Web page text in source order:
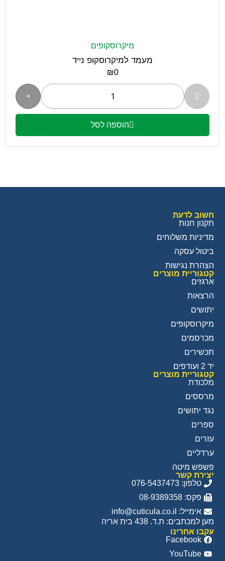
מיקרוסקופים
מעמד למיקרוסקופ נייד
₪0
הוספה לסל
חשוב לדעת
תקנון חנות
מדיניות משלוחים
ביטול עסקה
הצהרת נגישות
קטגוריית מוצרים
ארגזים
הרצאות
יתושים
מיקרוסקופים
מכרסמים
תכשירים
יד 2 ועודפים
קטגוריית מוצרים
מלכודת
מרססים
נגד יתושים
ספרים
עזרים
ערדליים
פשפש מיטה
יצירת קשר
טלפון: 076-5437473
פקס: 08-9389358
אימייל: info@cuticula.co.il
מען למכתבים: ת.ד. 438 בית אריה
עקבו אחרינו
Facebook
YouTube